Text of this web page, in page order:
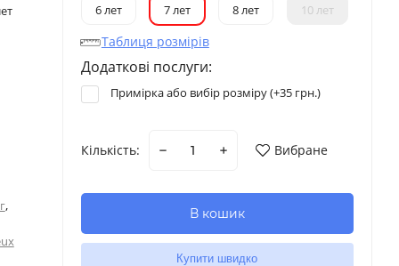
,
6 лет 7 лет 8 лет 10 лет
Таблиця розмірів
Додаткові послуги:
Примірка або вибір розміру (+35 грн.)
Кількість: Вибране
В кошик
Купити швидко